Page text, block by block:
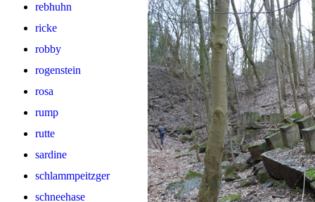
rebhuhn
ricke
robby
rogenstein
rosa
rump
rutte
sardine
schlammpeitzger
schneehase